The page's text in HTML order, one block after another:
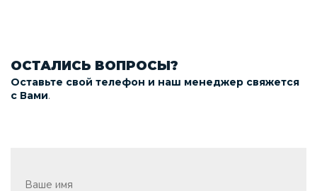
ОСТАЛИСЬ ВОПРОСЫ?
Оставьте свой телефон и наш менеджер свяжется
с Вами.